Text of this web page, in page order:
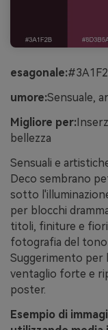
esagonale:
umore:Sensuale,
Migliore per:
bellezza
Sensuali e
Deco sembrano
sotto
per blocchi
titoli, finiture e
fotografia del tono
Suggerimento per
ventaglio forte e
poster.
Esempio di